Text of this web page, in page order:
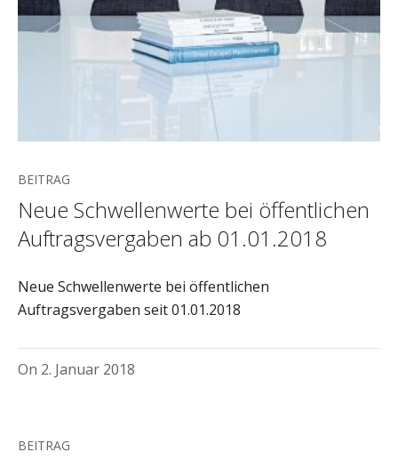
BEITRAG
Neue Schwellenwerte bei öffentlichen
Auftragsvergaben ab 01.01.2018
Neue Schwellenwerte bei öffentlichen
Auftragsvergaben seit 01.01.2018
On 2. Januar 2018
BEITRAG